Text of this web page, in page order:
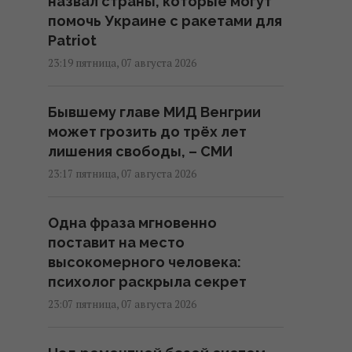
помочь Украине с ракетами для
Patriot
23:19 пятница, 07 августа 2026
Бывшему главе МИД Венгрии
может грозить до трёх лет
лишения свободы, – СМИ
23:17 пятница, 07 августа 2026
Одна фраза мгновенно
поставит на место
высокомерного человека:
психолог раскрыла секрет
23:07 пятница, 07 августа 2026